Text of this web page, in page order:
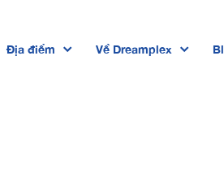
Địa điểm Về Dreamplex